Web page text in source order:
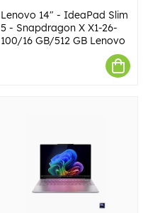
Lenovo 14" - IdeaPad Slim
5 - Snapdragon X X1-26-
100/16 GB/512 GB Lenovo